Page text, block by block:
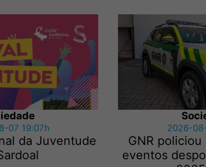
07 19:07h
da Juventude
2026-
GNR
eventos